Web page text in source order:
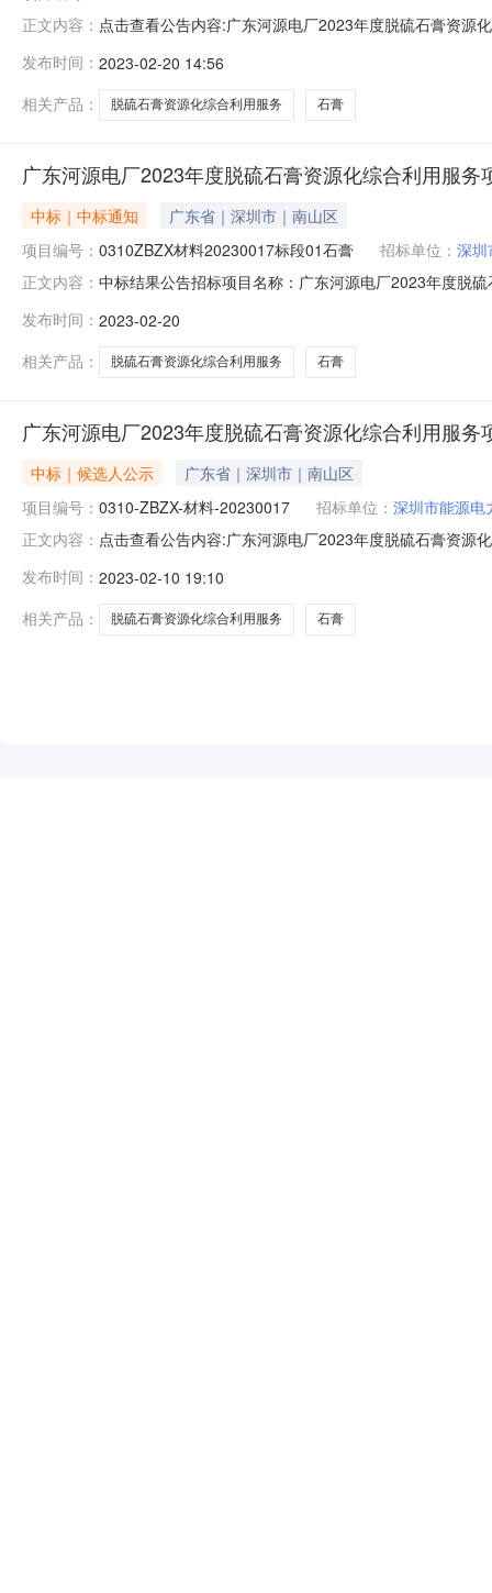
正文内容： 点击查看公告内容:广东河源电厂2023年度脱硫石膏资源
21.3元/吨；中标人：深圳市汉峰环保科技有限公司，中
发布时间： 2023-02-20 14:56
相关产品：
脱硫石膏资源化综合利用服务 石膏
广东河源电厂2023年度脱硫石膏资源化综合利用服务
中标｜中标通知
广东省｜深圳市｜南山区
项目编号： 0310ZBZX材料20230017标段01石膏 招标单位： 深圳
正文内容： 中标结果公告招标项目名称：广东河源电厂2023年度脱
编:518068联系人：郑女士王女士电话：0755-
发布时间： 2023-02-20
相关产品：
脱硫石膏资源化综合利用服务 石膏
广东河源电厂2023年度脱硫石膏资源化综合利用服务
中标｜候选人公示
广东省｜深圳市｜南山区
项目编号： 0310-ZBZX-材料-20230017 招标单位： 深圳市能源电
正文内容： 点击查看公告内容:广东河源电厂2023年度脱硫石膏资源
人第1名：普宁市明盛建筑工程有限公司，投标报价：￥
发布时间： 2023-02-10 19:10
相关产品：
脱硫石膏资源化综合利用服务 石膏